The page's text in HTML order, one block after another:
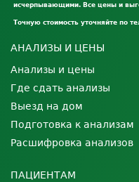
исчерпывающими. Все цены и
Точную стоимость уточняйте по
АНАЛИЗЫ И ЦЕНЫ
Анализы и цены
Где сдать анализы
Выезд на дом
Подготовка к анализам
Расшифровка анализов
ПАЦИЕНТАМ